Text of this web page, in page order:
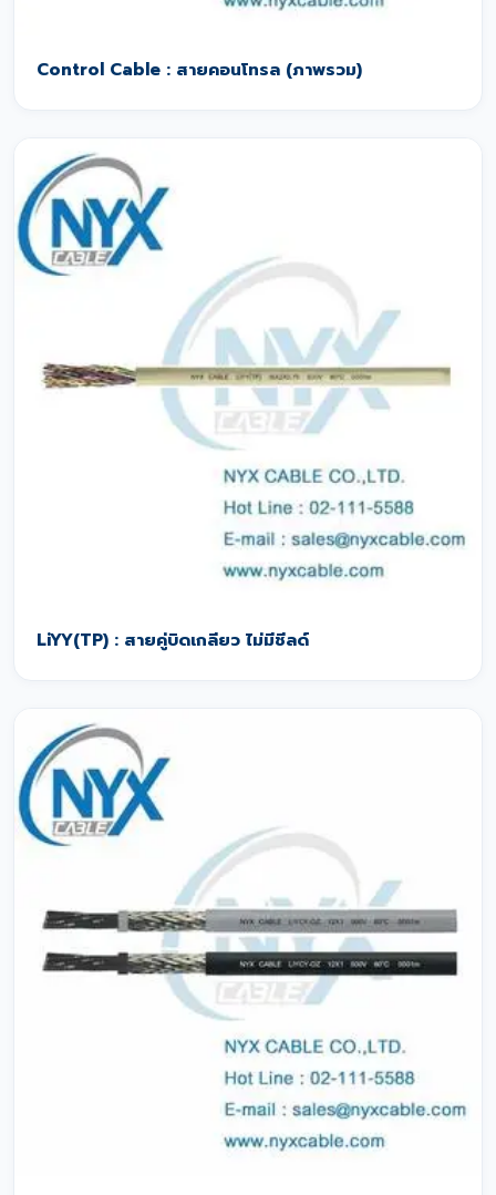
Control Cable : สายคอนโทรล (ภาพรวม)
LiYY(TP) : สายคู่บิดเกลียว ไม่มีชีลด์